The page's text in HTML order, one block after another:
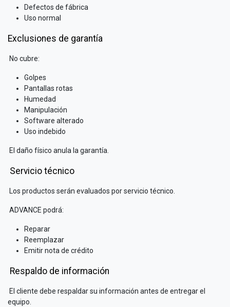
Defectos de fábrica
Uso normal
Exclusiones de garantía
No cubre:
Golpes
Pantallas rotas
Humedad
Manipulación
Software alterado
Uso indebido
El daño físico anula la garantía.
Servicio técnico
Los productos serán evaluados por servicio técnico.
ADVANCE podrá:
Reparar
Reemplazar
Emitir nota de crédito
Respaldo de información
El cliente debe respaldar su información antes de entregar el
equipo.